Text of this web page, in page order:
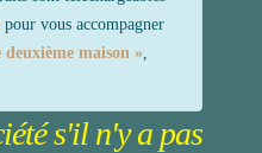
pour vous accompagner
deuxième maison »,
s'il n'y a pas